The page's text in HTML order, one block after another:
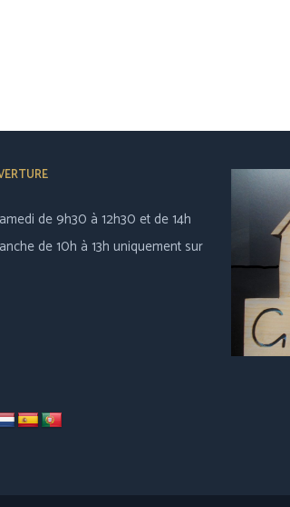
de 9h30 à 12h30 et de 14h
de 10h à 13h uniquement sur